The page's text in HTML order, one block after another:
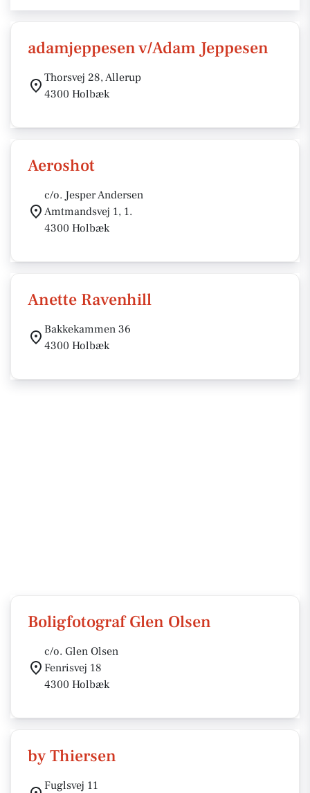
adamjeppesen v/Adam Jeppesen
Thorsvej 28, Allerup
4300 Holbæk
Aeroshot
c/o. Jesper Andersen
Amtmandsvej 1, 1.
4300 Holbæk
Anette Ravenhill
Bakkekammen 36
4300 Holbæk
Boligfotograf Glen Olsen
c/o. Glen Olsen
Fenrisvej 18
4300 Holbæk
by Thiersen
Fuglsvej 11